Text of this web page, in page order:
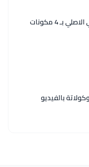
4 مكونات
بالفيديو